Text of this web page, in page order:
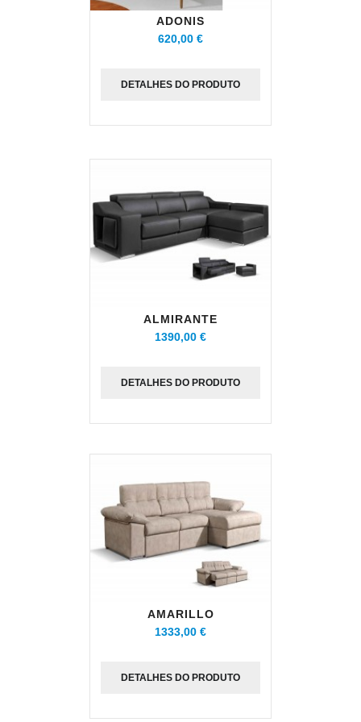
ADONIS
620,00 €
DETALHES DO PRODUTO
ALMIRANTE
1390,00 €
DETALHES DO PRODUTO
AMARILLO
1333,00 €
DETALHES DO PRODUTO